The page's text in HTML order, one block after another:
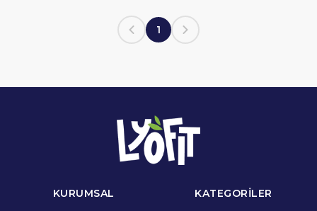
1
KURUMSAL
KATEGORİLER